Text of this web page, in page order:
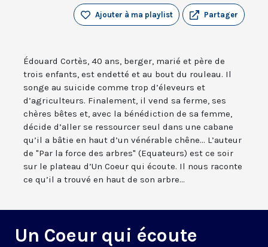
Partager
Ajouter à ma playlist
Édouard Cortès, 40 ans, berger, marié et père de
trois enfants, est endetté et au bout du rouleau. Il
songe au suicide comme trop d’éleveurs et
d’agriculteurs. Finalement, il vend sa ferme, ses
chères bêtes et, avec la bénédiction de sa femme,
décide d’aller se ressourcer seul dans une cabane
qu’il a bâtie en haut d’un vénérable chêne... L’auteur
de "Par la force des arbres" (Equateurs) est ce soir
sur le plateau d’Un Coeur qui écoute. Il nous raconte
ce qu’il a trouvé en haut de son arbre...
Un Coeur qui écoute